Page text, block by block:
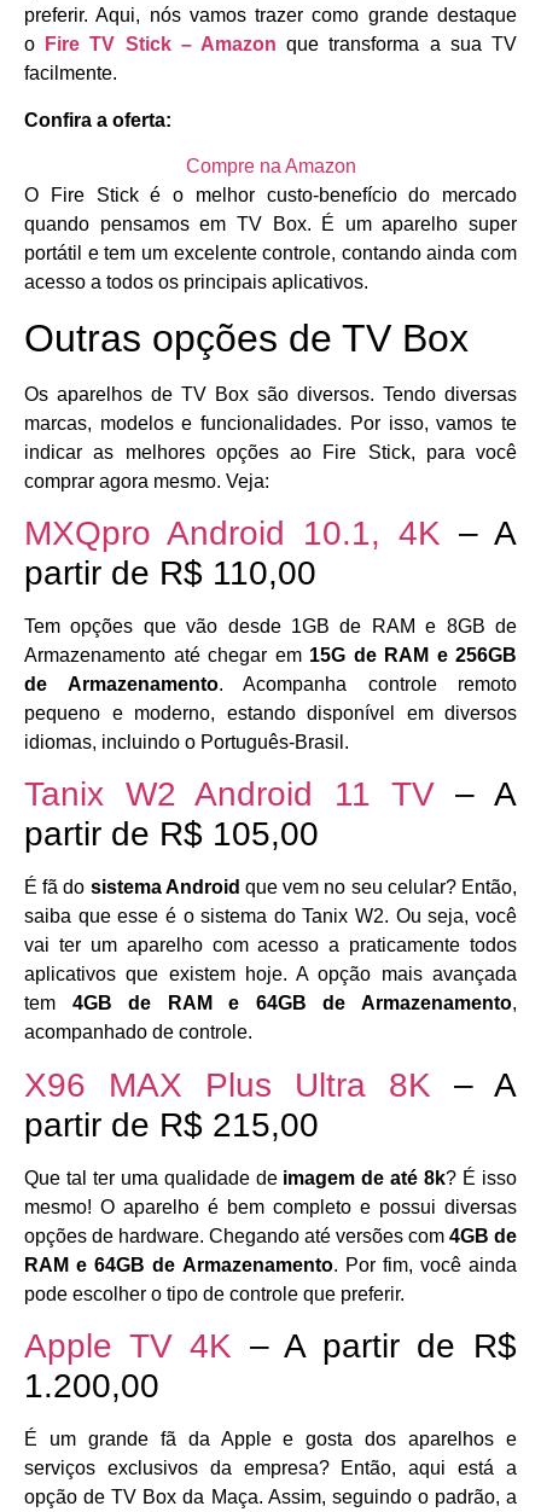
preferir. Aqui, nós vamos trazer como grande destaque
o
Fire TV Stick – Amazon que transforma a sua TV
facilmente.
Confira a oferta:
Compre na Amazon
O Fire Stick é o melhor custo-benefício do mercado
quando pensamos em TV Box. É um aparelho super
portátil e tem um excelente controle, contando ainda com
acesso a todos os principais aplicativos.
Outras opções de TV Box
Os aparelhos de TV Box são diversos. Tendo diversas
marcas, modelos e funcionalidades. Por isso, vamos te
indicar as melhores opções ao Fire Stick, para você
comprar agora mesmo. Veja:
MXQpro Android 10.1, 4K – A
partir de R$ 110,00
Tem opções que vão desde 1GB de RAM e 8GB de
Armazenamento até chegar em 15G de RAM e 256GB
de Armazenamento. Acompanha controle remoto
pequeno e moderno, estando disponível em diversos
idiomas, incluindo o Português-Brasil.
Tanix W2 Android 11 TV– A
partir de R$ 105,00
É fã do sistema Android que vem no seu celular? Então,
saiba que esse é o sistema do Tanix W2. Ou seja, você
vai ter um aparelho com acesso a praticamente todos
aplicativos que existem hoje. A opção mais avançada
tem 4GB de RAM e 64GB de Armazenamento,
acompanhado de controle.
X96 MAX Plus Ultra 8K – A
partir de R$ 215,00
Que tal ter uma qualidade de imagem de até 8k? É isso
mesmo! O aparelho é bem completo e possui diversas
opções de hardware. Chegando até versões com 4GB de
RAM e 64GB de Armazenamento. Por fim, você ainda
pode escolher o tipo de controle que preferir.
Apple TV 4K – A partir de R$
1.200,00
É um grande fã da Apple e gosta dos aparelhos e
serviços exclusivos da empresa? Então, aqui está a
opção de TV Box da Maça. Assim, seguindo o padrão, a